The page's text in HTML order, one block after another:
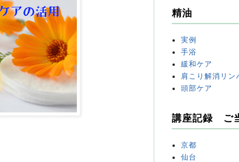
精油
実例
手浴
緩和ケア
肩こり解消リン
頭部ケア
講座記録 ご
京都
仙台